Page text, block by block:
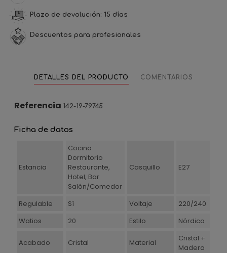
Plazo de devolución: 15 días
Descuentos para profesionales
DETALLES DEL PRODUCTO COMENTARIOS
Referencia 142-19-79745
Ficha de datos
Estancia
Cocina
Dormitorio
Restaurante,
Hotel, Bar
Salón/Comedor
Casquillo E27
Regulable Sí Voltaje
220/240
Watios
20 Estilo Nórdico
Acabado Cristal Material
Cristal +
Madera